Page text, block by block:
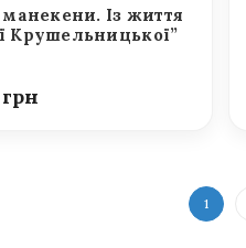
манекени. Із життя
Крушельницької”
1